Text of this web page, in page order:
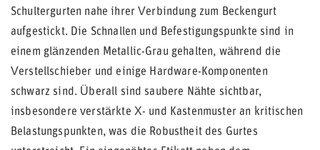
Schultergurten nahe ihrer Verbindung zum Beckengurt
aufgestickt. Die Schnallen und Befestigungspunkte sind in
einem glänzenden Metallic-Grau gehalten, während die
Verstellschieber und einige Hardware-Komponenten
schwarz sind. Überall sind saubere Nähte sichtbar,
insbesondere verstärkte X- und Kastenmuster an kritischen
Belastungspunkten, was die Robustheit des Gurtes